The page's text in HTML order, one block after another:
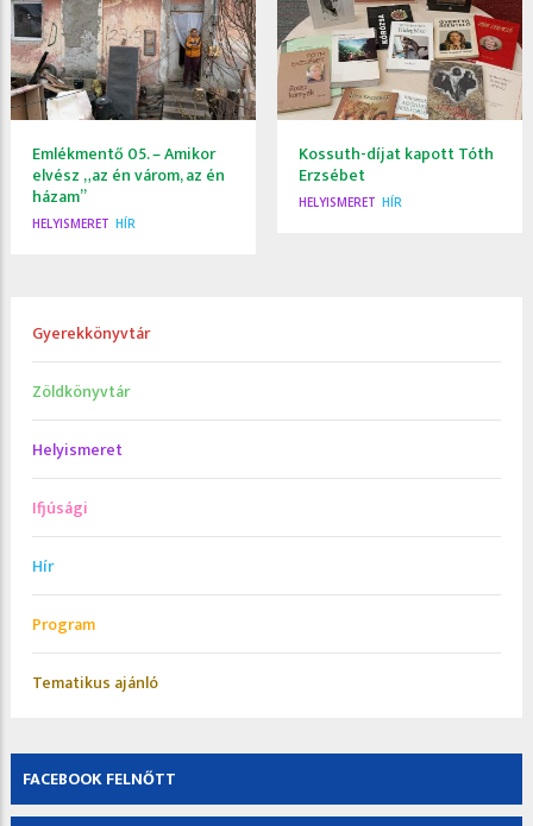
Emlékmentő 05. – Amikor
elvész „az én várom, az én
házam”
HELYISMERET HÍR
Kossuth-díjat kapott Tóth
Erzsébet
HELYISMERET HÍR
Gyerekkönyvtár
Zöldkönyvtár
Helyismeret
Ifjúsági
Hír
Program
Tematikus ajánló
FACEBOOK FELNŐTT